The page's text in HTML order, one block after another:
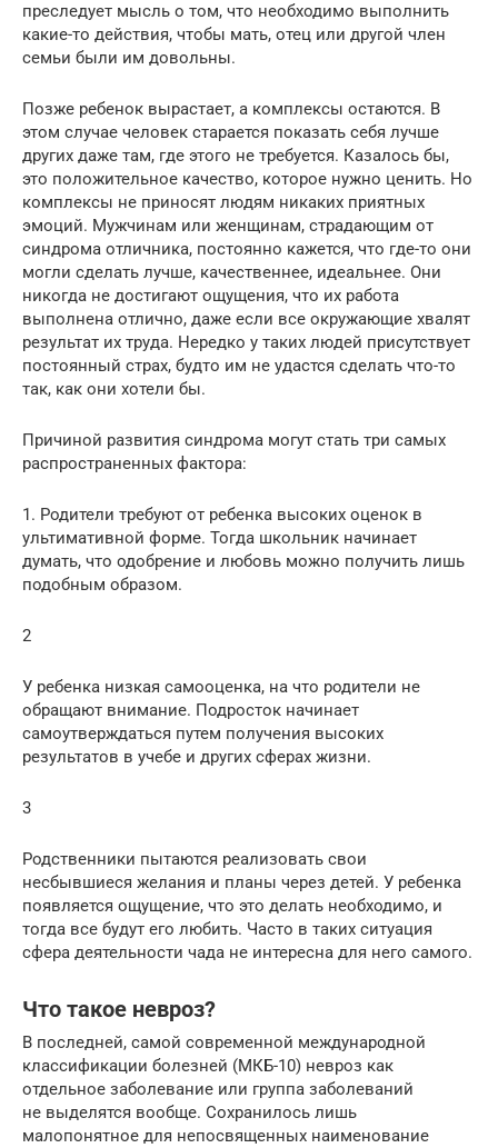
преследует мысль о том, что необходимо выполнить
какие-то действия, чтобы мать, отец или другой член
семьи были им довольны.
Позже ребенок вырастает, а комплексы остаются. В
этом случае человек старается показать себя лучше
других даже там, где этого не требуется. Казалось бы,
это положительное качество, которое нужно ценить. Но
комплексы не приносят людям никаких приятных
эмоций. Мужчинам или женщинам, страдающим от
синдрома отличника, постоянно кажется, что где-то они
могли сделать лучше, качественнее, идеальнее. Они
никогда не достигают ощущения, что их работа
выполнена отлично, даже если все окружающие хвалят
результат их труда. Нередко у таких людей присутствует
постоянный страх, будто им не удастся сделать что-то
так, как они хотели бы.
Причиной развития синдрома могут стать три самых
распространенных фактора:
1. Родители требуют от ребенка высоких оценок в
ультимативной форме. Тогда школьник начинает
думать, что одобрение и любовь можно получить лишь
подобным образом.
2
У ребенка низкая самооценка, на что родители не
обращают внимание. Подросток начинает
самоутверждаться путем получения высоких
результатов в учебе и других сферах жизни.
3
Родственники пытаются реализовать свои
несбывшиеся желания и планы через детей. У ребенка
появляется ощущение, что это делать необходимо, и
тогда все будут его любить. Часто в таких ситуация
сфера деятельности чада не интересна для него самого.
Что такое невроз?
В последней, самой современной международной
классификации болезней (МКБ-10) невроз как
отдельное заболевание или группа заболеваний
не выделятся вообще. Сохранилось лишь
малопонятное для непосвященных наименование